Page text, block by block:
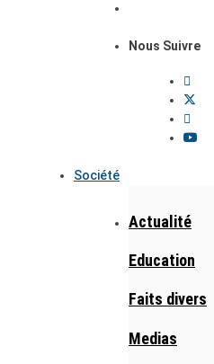
Nous Suivre
Société
Actualité
Education
Faits divers
Medias